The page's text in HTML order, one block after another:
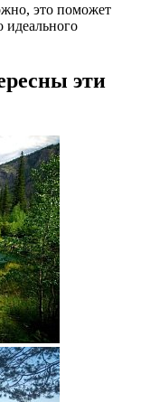
это поможет
идеального
эти